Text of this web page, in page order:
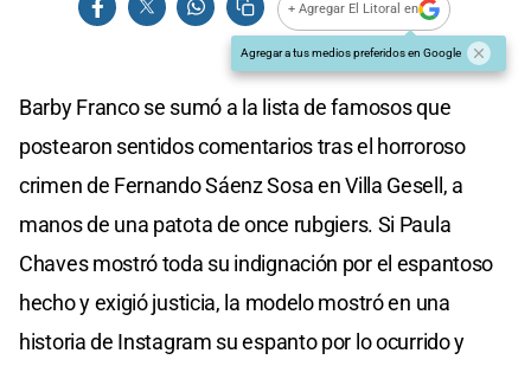
+ Agregar El Litoral en
Agregar a tus medios preferidos en Google
Barby Franco se sumó a la lista de famosos que
postearon sentidos comentarios tras el horroroso
crimen de Fernando Sáenz Sosa en Villa Gesell, a
manos de una patota de once rubgiers. Si Paula
Chaves mostró toda su indignación por el espantoso
hecho y exigió justicia, la modelo mostró en una
historia de Instagram su espanto por lo ocurrido y